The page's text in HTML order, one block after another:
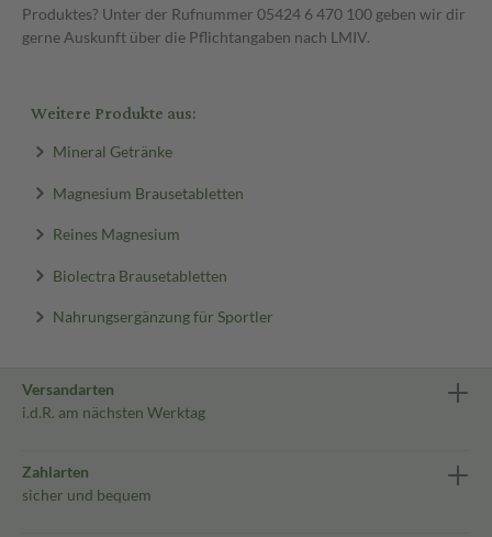
Produktes? Unter der Rufnummer 05424 6 470 100 geben wir dir
gerne Auskunft über die Pflichtangaben nach LMIV.
Weitere Produkte aus:
Mineral Getränke
Magnesium Brausetabletten
Reines Magnesium
Biolectra Brausetabletten
Nahrungsergänzung für Sportler
Versandarten
i.d.R. am nächsten Werktag
Zahlarten
sicher und bequem